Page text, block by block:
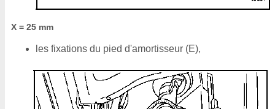
X = 25 mm
les fixations du pied d'amortisseur (E),